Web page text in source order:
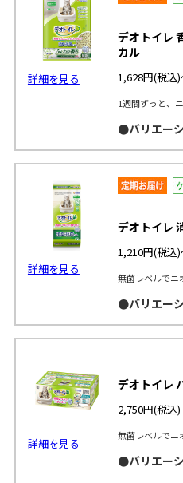
詳細を見る
デオトイレ
カル
1,628円(税込
1週間ずっと、
●バリエー
詳細を見る
デオトイレ
1,210円(税込
無菌レベルでニ
●バリエー
詳細を見る
デオトイレ
2,750円(税込)
無菌レベルでニ
●バリエー